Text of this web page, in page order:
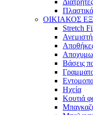
ΟΙΚΙΑΚΟΣ
Stretch
Βάσεις
Ηχεία
Κουτιά